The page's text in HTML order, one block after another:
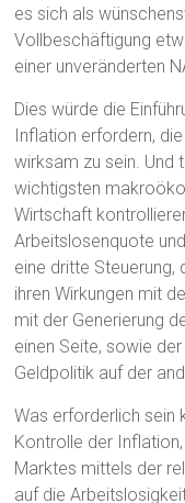
es sich als
Vollbeschäftigung
einer unveränderten
Dies würde die
Inflation erfordern,
wirksam zu sein. Und
wichtigsten
Wirtschaft
Arbeitslosenquote
eine dritte Steuerung,
ihren Wirkungen mit
mit der Generierung
einen Seite, sowie
Geldpolitik auf der
Was erforderlich sein
Kontrolle der
Marktes mittels der
auf die